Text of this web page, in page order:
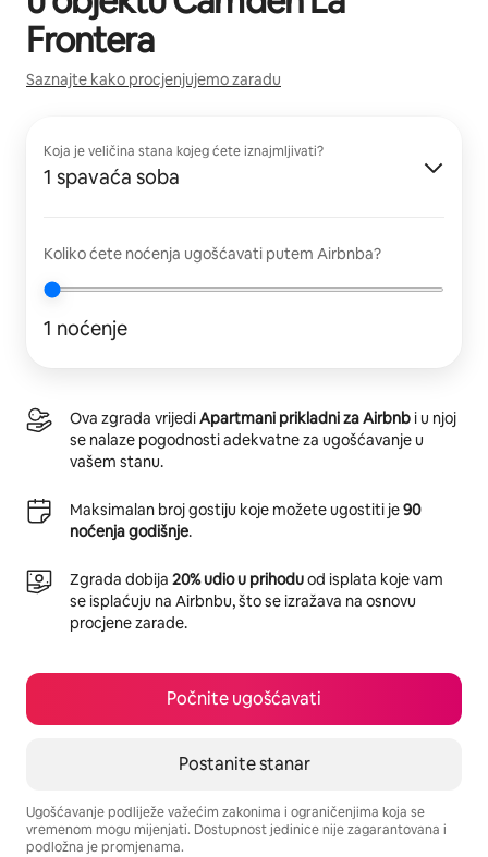
Frontera
Saznajte kako procjenjujemo zaradu
Koja je veličina stana kojeg ćete iznajmljivati?
1 spavaća soba
Koliko ćete noćenja ugošćavati putem Airbnba?
1 noćenje
Ova zgrada vrijediApartmani prikladni za Airbnb i u njoj
se nalaze pogodnosti adekvatne za ugošćavanje u
vašem stanu.
Maksimalan broj gostiju koje možete ugostiti je90
noćenja godišnje.
Zgrada dobija 20% udio u prihoduod isplata koje vam
se isplaćuju na Airbnbu, što se izražava na osnovu
procjene zarade.
Počnite ugošćavati
Postanite stanar
Ugošćavanje podliježe važećim zakonima i ograničenjima koja se
vremenom mogu mijenjati. Dostupnost jedinice nije zagarantovana i
podložna je promjenama.